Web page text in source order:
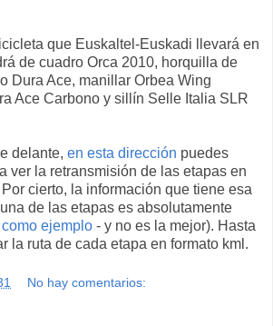
que Euskaltel-Euskadi llevará en
de cuadro Orca 2010, horquilla de
Dura Ace, manillar Orbea Wing
Ace Carbono y sillín Selle Italia SLR
delante, en esta dirección puedes
ver la retransmisión de las etapas en
cierto, la información que tiene esa
de las etapas es absolutamente
ejemplo - y no es la mejor). Hasta
la ruta de cada etapa en formato kml.
No hay comentarios: